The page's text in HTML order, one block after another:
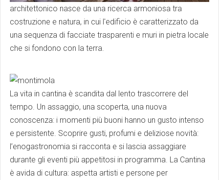
architettonico nasce da una ricerca armoniosa tra
costruzione e natura, in cui l'edificio è caratterizzato da
una sequenza di facciate trasparenti e muri in pietra locale
che si fondono con la terra.
La vita in cantina è scandita dal lento trascorrere del
tempo. Un assaggio, una scoperta, una nuova
conoscenza: i momenti più buoni hanno un gusto intenso
e persistente. Scoprire gusti, profumi e deliziose novità:
l’enogastronomia si racconta e si lascia assaggiare
durante gli eventi più appetitosi in programma. La Cantina
è avida di cultura: aspetta artisti e persone per